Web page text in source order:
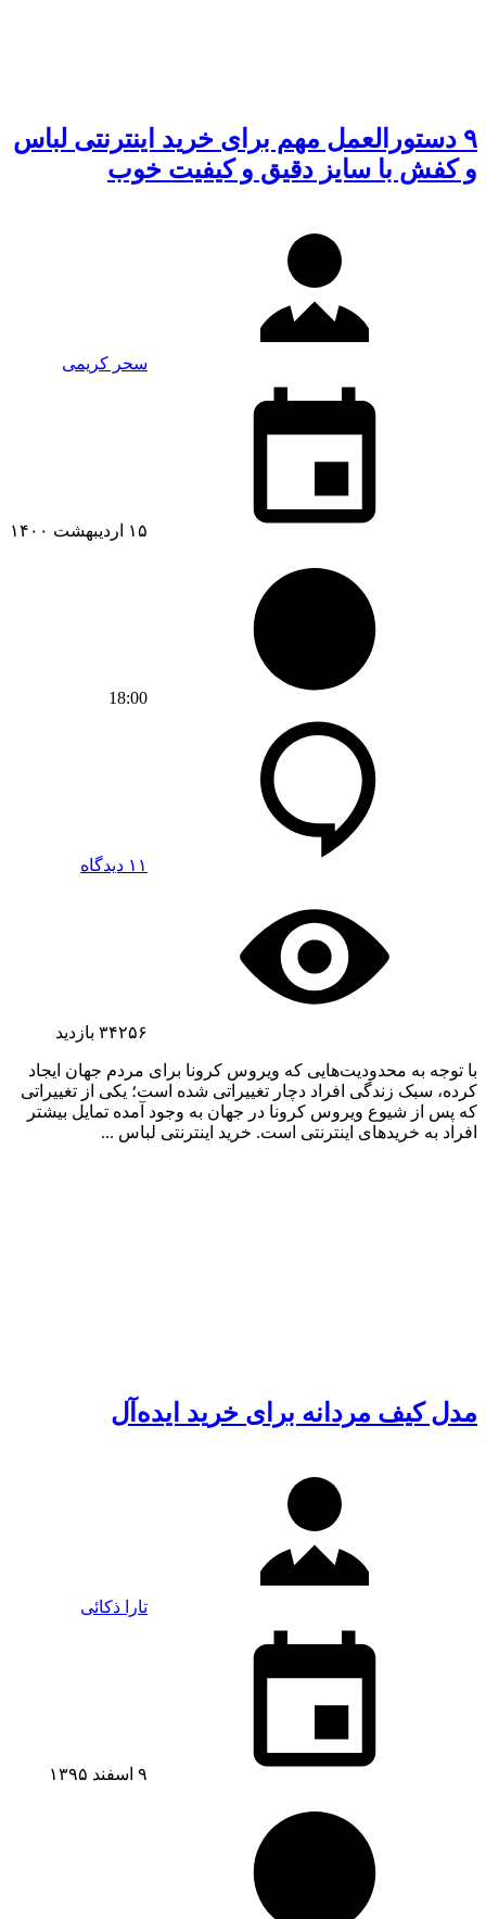
۹ دستورالعمل مهم برای خرید اینترنتی لباس
و کفش با سایز دقیق و کیفیت خوب
سحر کریمی
۱۵ اردیبهشت ۱۴۰۰
18:00
۱۱ دیدگاه
۳۴۲۵۶ بازدید
با توجه به محدودیت‌هایی که ویروس کرونا برای مردم جهان ایجاد
کرده، سبک زندگی افراد دچار تغییراتی شده است؛ یکی از تغییراتی
که پس از شیوع ویروس کرونا در جهان به وجود آمده تمایل بیشتر
افراد به خرید‌های اینترنتی است. خرید اینترنتی لباس ...
مدل کیف مردانه برای خرید ایده‌آل
تارا ذکائی
۹ اسفند ۱۳۹۵